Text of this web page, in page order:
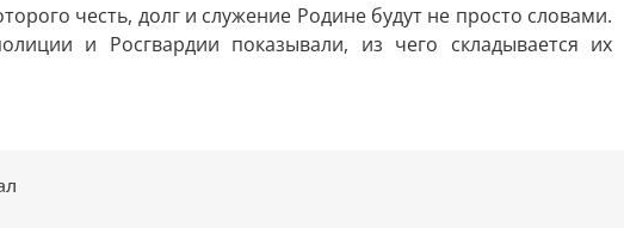
честь, долг и служение Родине будут не просто словами.
и Росгвардии показывали, из чего складывается их